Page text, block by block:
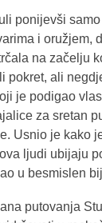
ponijevši
i oružjem,
na začelju
pokret, ali
je podigao
za sretan
Usnio je kako
ljudi ubijaju
u besmislen
putovanja